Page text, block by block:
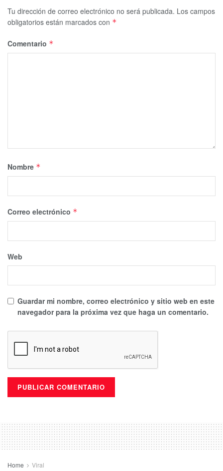
Tu dirección de correo electrónico no será publicada. Los campos
obligatorios están marcados con *
Comentario *
Nombre *
Correo electrónico *
Web
Guardar mi nombre, correo electrónico y sitio web en este
navegador para la próxima vez que haga un comentario.
Home Viral